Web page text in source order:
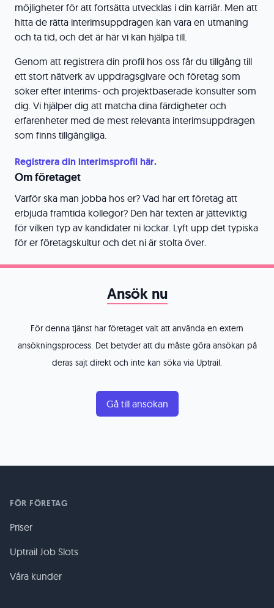
möjligheter för att fortsätta utvecklas i din karriär. Men att
hitta de rätta interimsuppdragen kan vara en utmaning
och ta tid, och det är här vi kan hjälpa till.
Genom att registrera din profil hos oss får du tillgång till
ett stort nätverk av uppdragsgivare och företag som
söker efter interims- och projektbaserade konsulter som
dig. Vi hjälper dig att matcha dina färdigheter och
erfarenheter med de mest relevanta interimsuppdragen
som finns tillgängliga.
Registrera din interimsprofil här.
Om företaget
Varför ska man jobba hos er? Vad har ert företag att
erbjuda framtida kollegor? Den här texten är jätteviktig
för vilken typ av kandidater ni lockar. Lyft upp det typiska
för er företagskultur och det ni är stolta över.
Ansök nu
För denna tjänst har företaget valt att använda en extern
ansökningsprocess. Det betyder att du måste göra ansökan på
deras sajt direkt och inte kan söka via Uptrail.
Gå till ansökan
FÖR FÖRETAG
Priser
Uptrail Job Slots
Våra kunder